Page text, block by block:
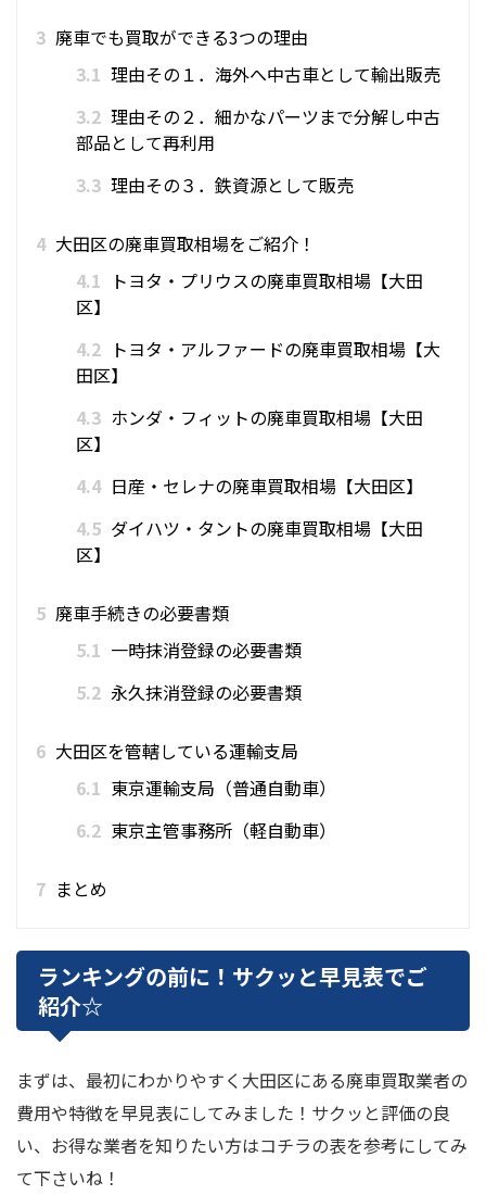
3 廃車でも買取ができる3つの理由
3.1 理由その１．海外へ中古車として輸出販売
3.2 理由その２．細かなパーツまで分解し中古
部品として再利用
3.3 理由その３．鉄資源として販売
4 大田区の廃車買取相場をご紹介！
4.1
トヨタ・プリウスの廃車買取相場【大田
区】
4.2 トヨタ・アルファードの廃車買取相場【大
田区】
4.3 ホンダ・フィットの廃車買取相場【大田
区】
4.4 日産・セレナの廃車買取相場【大田区】
4.5 ダイハツ・タントの廃車買取相場【大田
区】
5 廃車手続きの必要書類
5.1 一時抹消登録の必要書類
5.2 永久抹消登録の必要書類
6 大田区を管轄している運輸支局
6.1 東京運輸支局（普通自動車）
6.2 東京主管事務所（軽自動車）
7 まとめ
ランキングの前に！サクッと早見表でご
紹介☆
まずは、最初にわかりやすく大田区にある廃車買取業者の
費用や特徴を早見表にしてみました！サクッと評価の良
い、お得な業者を知りたい方はコチラの表を参考にしてみ
て下さいね！